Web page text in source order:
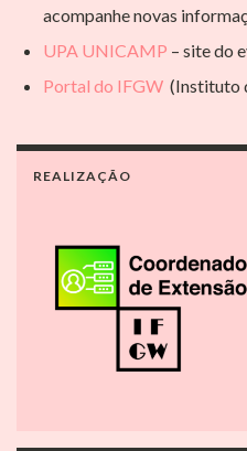
acompanhe novas
UPA UNICAMP – site do
Portal do IFGW (Instituto
REALIZAÇÃO